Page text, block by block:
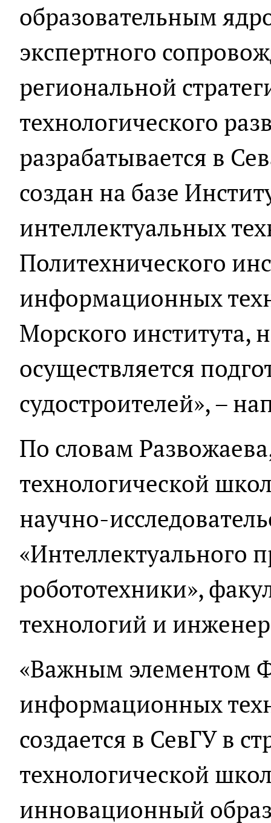
образовательным
экспертного
региональной
технологического
разрабатывается в
создан на базе
интеллектуальных
Политехнического
информационных
Морского института,
осуществляется
судостроителей», –
По словам
технологической
научно-
«Интеллектуального
робототехники»,
технологий и
«Важным элементом
информационных
создается в СевГУ в
технологической
инновационный